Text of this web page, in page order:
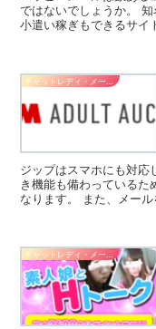
ではないでしょうか。
小遣い稼ぎもできるサイ
ジップはスマホにも対応
き機能も備わっているた
なります。 また、メー